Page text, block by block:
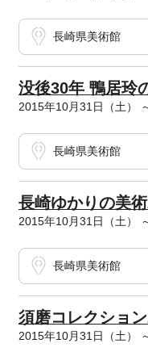
長崎県美術館
没後30年 鴨居玲
2015年10月31日（土）
長崎県美術館
長崎ゆかりの美
2015年10月31日（土）
長崎県美術館
須磨コレクショ
2015年10月31日（土）